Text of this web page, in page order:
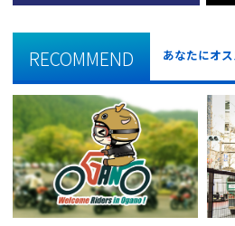
RECOMMEND あなたにオ